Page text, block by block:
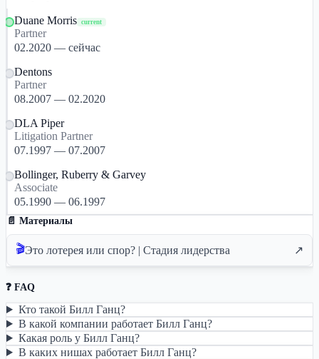
Duane Morris current
Partner
02.2020 — сейчас
Dentons
Partner
08.2007 — 02.2020
DLA Piper
Litigation Partner
07.1997 — 07.2007
Bollinger, Ruberry & Garvey
Associate
05.1990 — 06.1997
📄 Материалы
🎬Это лотерея или спор? | Стадия лидерства ↗
❓ FAQ
Кто такой Билл Ганц?
В какой компании работает Билл Ганц?
Какая роль у Билл Ганц?
В каких нишах работает Билл Ганц?